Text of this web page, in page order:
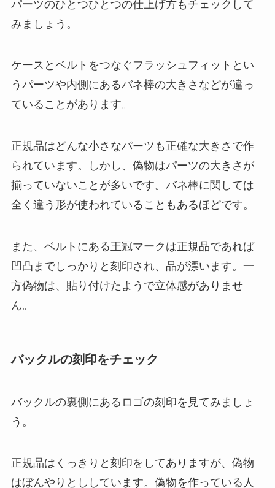
パーツのひとつひとつの仕上げ方もチェックして
みましょう。
ケースとベルトをつなぐフラッシュフィットとい
うパーツや内側にあるバネ棒の大きさなどが違っ
ていることがあります。
正規品はどんな小さなパーツも正確な大きさで作
られています。しかし、偽物はパーツの大きさが
揃っていないことが多いです。バネ棒に関しては
全く違う形が使われていることもあるほどです。
また、ベルトにある王冠マークは正規品であれば
凹凸までしっかりと刻印され、品が漂います。一
方偽物は、貼り付けたようで立体感がありませ
ん。
バックルの刻印をチェック
バックルの裏側にあるロゴの刻印を見てみましょ
う。
正規品はくっきりと刻印をしてありますが、偽物
はぼんやりとししています。偽物を作っている人